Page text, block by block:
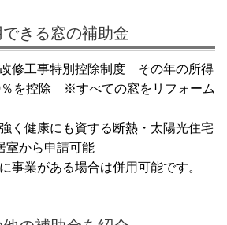
きる窓の補助金
改修工事特別控除制度 その年の所得
％を控除 ※すべての窓をリフォーム
く健康にも資する断熱・太陽光住宅
から申請可能
事業がある場合は併用可能です。